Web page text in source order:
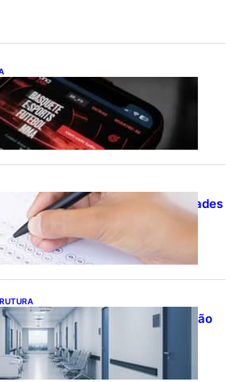
tiveram prejuízo de R$ 62,5
com bets em 2025
públicos oferecem oportunidades
durante o calendário eleitoral
economizar mais de R$ 1 bilhão
com universalização do
aponta estudo